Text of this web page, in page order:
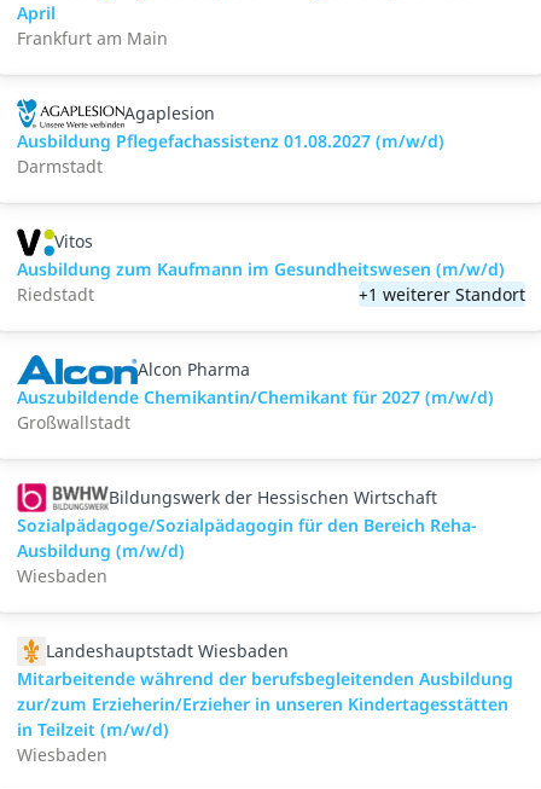
April
Frankfurt am Main
Agaplesion
Ausbildung Pflegefachassistenz 01.08.2027 (m/w/d)
Darmstadt
Vitos
Ausbildung zum Kaufmann im Gesundheitswesen (m/w/d)
Riedstadt
+1 weiterer Standort
Alcon Pharma
Auszubildende Chemikantin/Chemikant für 2027 (m/w/d)
Großwallstadt
Bildungswerk der Hessischen Wirtschaft
Sozialpädagoge/Sozialpädagogin für den Bereich Reha-
Ausbildung (m/w/d)
Wiesbaden
Landeshauptstadt Wiesbaden
Mitarbeitende während der berufsbegleitenden Ausbildung
zur/zum Erzieherin/Erzieher in unseren Kindertagesstätten
in Teilzeit (m/w/d)
Wiesbaden